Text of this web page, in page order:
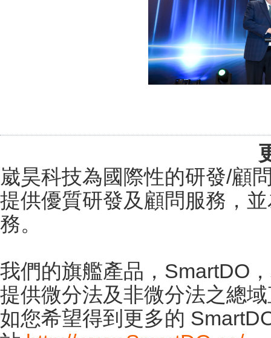
崴昊科技為國際性的研發/顧
提供優質研發及顧問服務，
務。
我們的旗艦產品，SmartDO
提供微分法及非微分法之總
如您希望得到更多的